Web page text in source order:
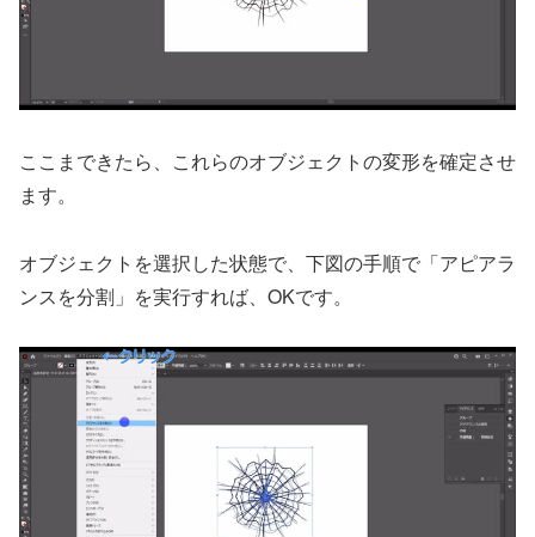
ここまできたら、これらのオブジェクトの変形を確定させ
ます。
オブジェクトを選択した状態で、下図の手順で「アピアラ
ンスを分割」を実行すれば、OKです。